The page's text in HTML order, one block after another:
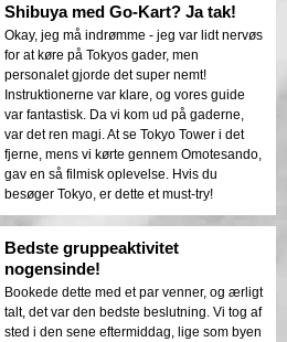
Shibuya med Go-Kart? Ja tak!
Okay, jeg må indrømme - jeg var lidt nervøs
for at køre på Tokyos gader, men
personalet gjorde det super nemt!
Instruktionerne var klare, og vores guide
var fantastisk. Da vi kom ud på gaderne,
var det ren magi. At se Tokyo Tower i det
fjerne, mens vi kørte gennem Omotesando,
gav en så filmisk oplevelse. Hvis du
besøger Tokyo, er dette et must-try!
Bedste gruppeaktivitet
nogensinde!
Bookede dette med et par venner, og ærligt
talt, det var den bedste beslutning. Vi tog af
sted i den sene eftermiddag, lige som byen